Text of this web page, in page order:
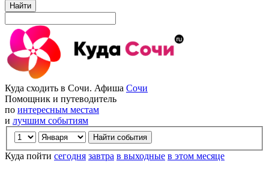
Найти
Куда сходить в Сочи. Афиша Сочи
Помощник и путеводитель
по интересным местам
и лучшим событиям
Куда пойти сегодня завтра в выходные в этом месяце